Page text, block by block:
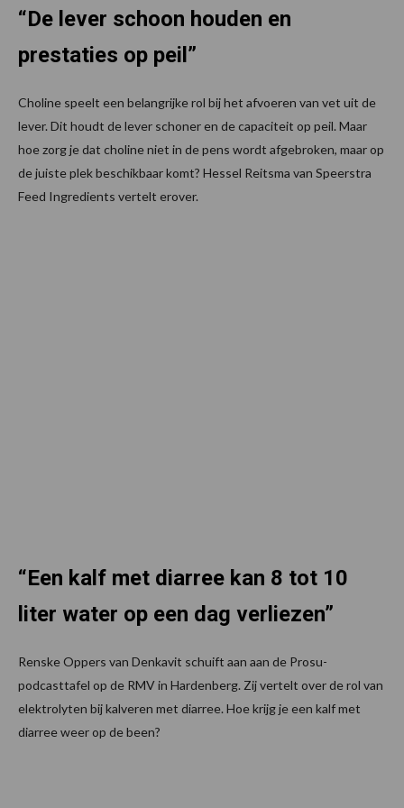
“De lever schoon houden en
prestaties op peil”
Choline speelt een belangrijke rol bij het afvoeren van vet uit de
lever. Dit houdt de lever schoner en de capaciteit op peil. Maar
hoe zorg je dat choline niet in de pens wordt afgebroken, maar op
de juiste plek beschikbaar komt? Hessel Reitsma van Speerstra
Feed Ingredients vertelt erover.
“Een kalf met diarree kan 8 tot 10
liter water op een dag verliezen”
Renske Oppers van Denkavit schuift aan aan de Prosu-
podcasttafel op de RMV in Hardenberg. Zij vertelt over de rol van
elektrolyten bij kalveren met diarree. Hoe krijg je een kalf met
diarree weer op de been?